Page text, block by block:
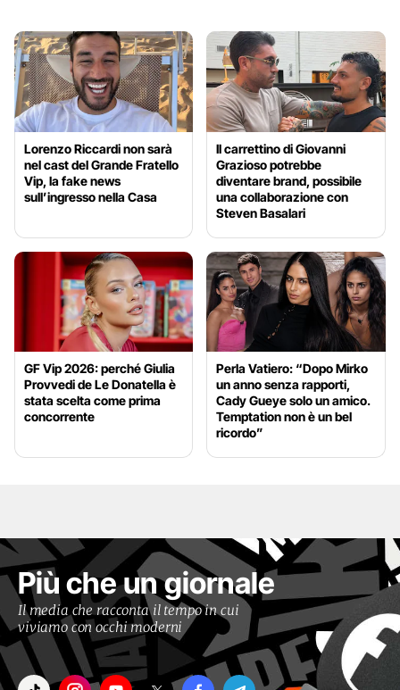
Lorenzo Riccardi non sarà
nel cast del Grande Fratello
Vip, la fake news
sull’ingresso nella Casa
Il carrettino di Giovanni
Grazioso potrebbe
diventare brand, possibile
una collaborazione con
Steven Basalari
GF Vip 2026: perché Giulia
Provvedi de Le Donatella è
stata scelta come prima
concorrente
Perla Vatiero: “Dopo Mirko
un anno senza rapporti,
Cady Gueye solo un amico.
Temptation non è un bel
ricordo”
Più che un giornale
Il media che racconta il tempo in cui
viviamo con occhi moderni